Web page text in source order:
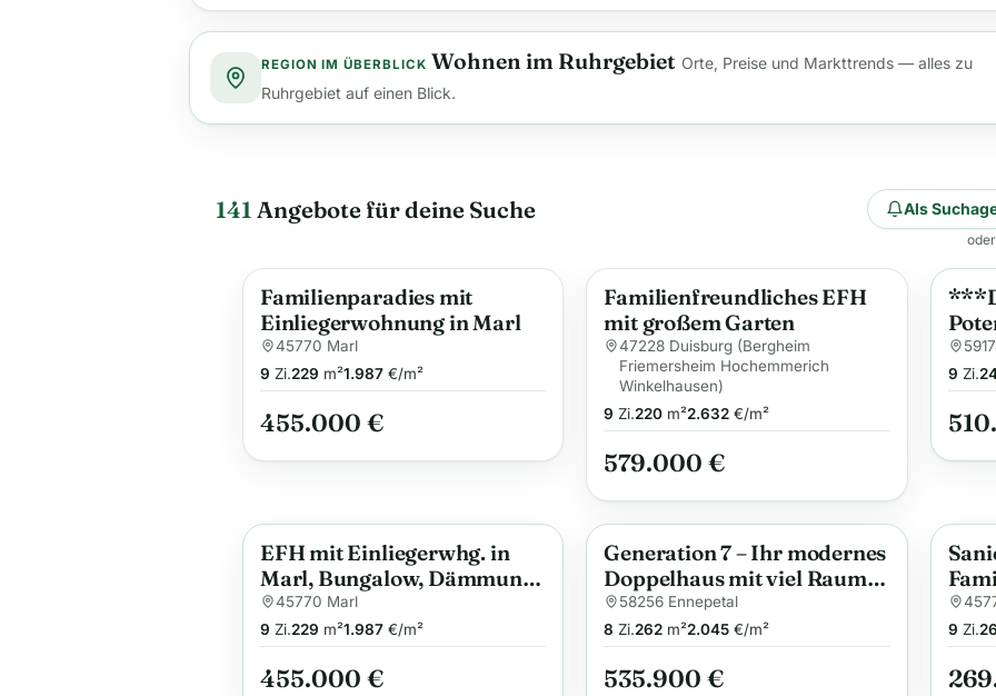
REGION IM ÜBERBLICK Wohnen im Ruhrgebiet Orte, Preise und Markttrends — alles zu
Ruhrgebiet auf einen Blick.
141 Angebote für deine Suche Als
Familienparadies mit
Einliegerwohnung in Marl
45770 Marl
9 Zi.229 m²1.987 €/m²
455.000 €
Familienfreundliches EFH
mit großem Garten
47228 Duisburg (Bergheim
Friemersheim Hochemmerich
Winkelhausen)
9 Zi.220 m²2.632 €/m²
579.000 €
9 Zi.
Anzeige
EFH mit Einliegerwhg. in
Marl, Bungalow, Dämmung
& Fußbodenheizung
45770 Marl
9 Zi.229 m²1.987 €/m²
455.000 €
Anzeige
Generation 7 – Ihr modernes
Doppelhaus mit viel Raum
und Komfort
58256 Ennepetal
8 Zi.262 m²2.045 €/m²
535.900 €
–
9 Zi.